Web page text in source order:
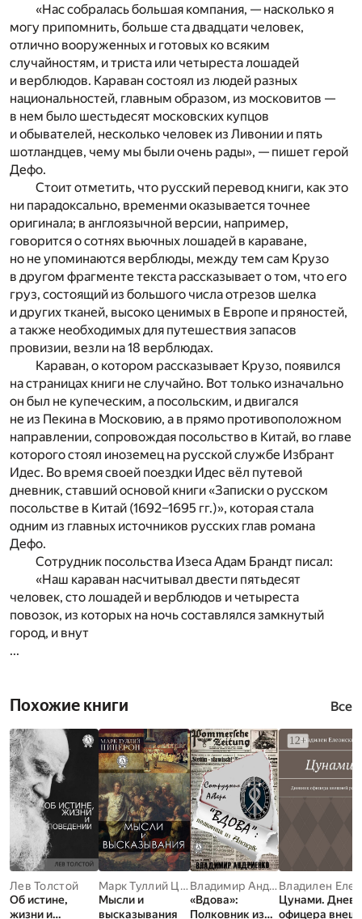
«Нас собралась большая компания, — насколько я
могу припомнить, больше ста двадцати человек,
отлично вооруженных и готовых ко всяким
случайностям, и триста или четыреста лошадей
и верблюдов. Караван состоял из людей разных
национальностей, главным образом, из московитов —
в нем было шестьдесят московских купцов
и обывателей, несколько человек из Ливонии и пять
шотландцев, чему мы были очень рады», — пишет герой
Дефо.
Стоит отметить, что русский перевод книги, как это
ни парадоксально, временми оказывается точнее
оригинала; в англоязычной версии, например,
говорится о сотнях вьючных лошадей в караване,
но не упоминаются верблюды, между тем сам Крузо
в другом фрагменте текста рассказывает о том, что его
груз, состоящий из большого числа отрезов шелка
и других тканей, высоко ценимых в Европе и пряностей,
а также необходимых для путешествия запасов
провизии, везли на 18 верблюдах.
Караван, о котором рассказывает Крузо, появился
на страницах книги не случайно. Вот только изначально
он был не купеческим, а посольским, и двигался
не из Пекина в Московию, а в прямо противоположном
направлении, сопровождая посольство в Китай, во главе
которого стоял иноземец на русской службе Избрант
Идес. Во время своей поездки Идес вёл путевой
дневник, ставший основой книги «Записки о русском
посольстве в Китай (1692−1695 гг.)», которая стала
одним из главных источников русских глав романа
Дефо.
Сотрудник посольства Изеса Адам Брандт писал:
«Наш караван насчитывал двести пятьдесят
человек, сто лошадей и верблюдов и четыреста
повозок, из которых на ночь составлялся замкнутый
город, и внут
...
Похожие книги Все
Лев Толстой
Об истине,
жизни и
Марк Туллий Цицерон
Мысли и
высказывания
Владимир Андриенко
«Вдова»:
Полковник из
Цунами.
офицера